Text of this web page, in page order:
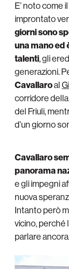
E’ noto come
improntato
giorni sono
una mano ed
talenti, gli
generazioni.
Cavallaroal
corridore della
del Friuli,
d’un giorno
Cavallaro
panorama
e gli impegni
nuova
Intanto però
vicino, perché
parlare